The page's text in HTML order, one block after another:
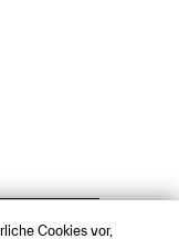
Cookies vor,